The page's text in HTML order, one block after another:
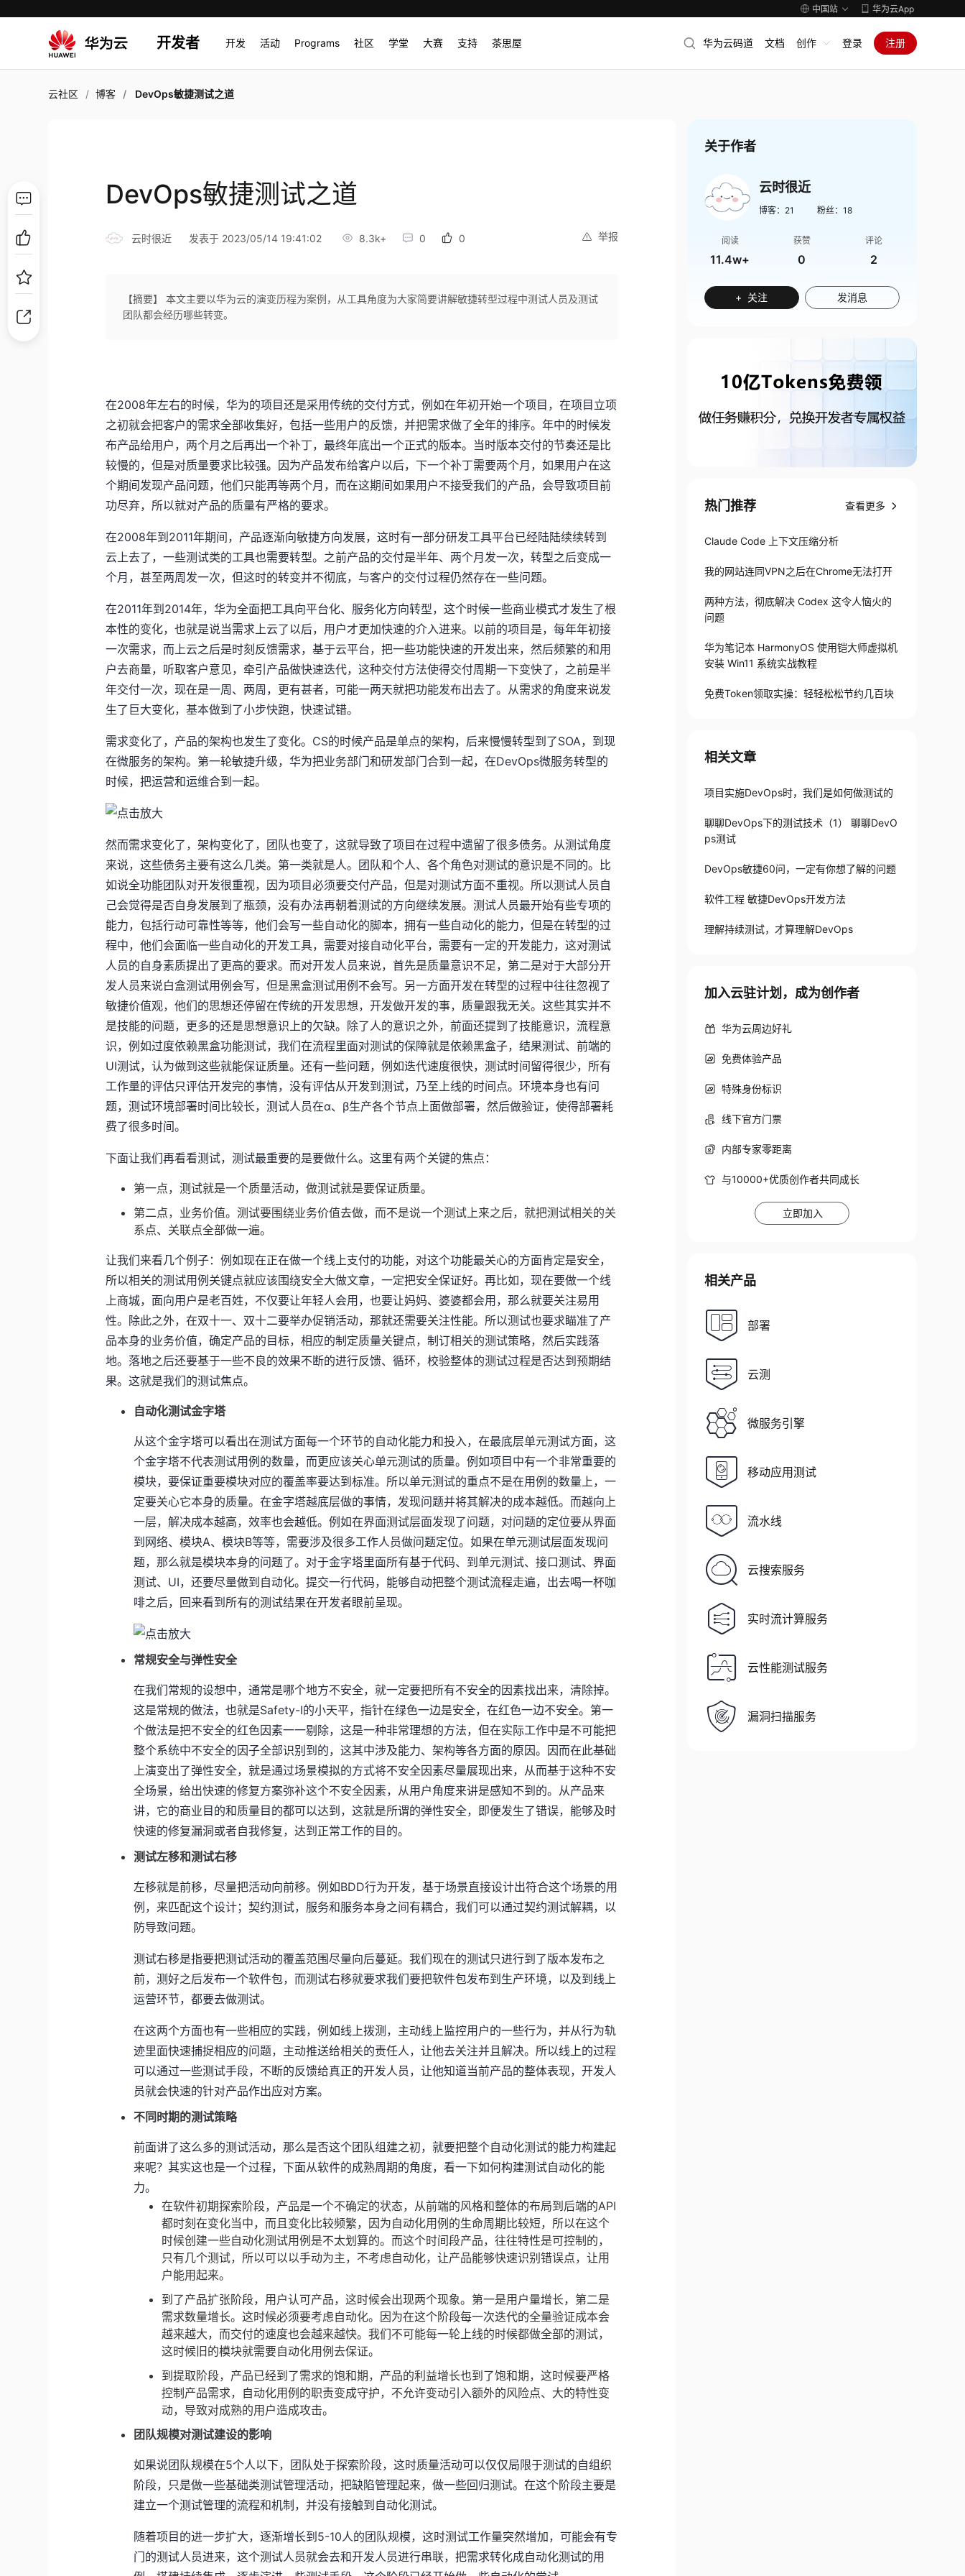
中国站 华为云App
开发者 开发 活动 Programs 社区 学堂 大赛 支持 茶思屋 华为云码道 文档 创作 登录 注册
云社区 博客 DevOps敏捷测试之道
DevOps敏捷测试之道
举报
云时很近 发表于 2023/05/14 19:41:02 8.3k+ 0 0
【摘要】 本文主要以华为云的演变历程为案例，从工具角度为大家简要讲解敏捷转型过程中测试人员及测试
团队都会经历哪些转变。
在2008年左右的时候，华为的项目还是采用传统的交付方式，例如在年初开始一个项目，在项目立项
之初就会把客户的需求全部收集好，包括一些用户的反馈，并把需求做了全年的排序。年中的时候发
布产品给用户，两个月之后再出一个补丁，最终年底出一个正式的版本。当时版本交付的节奏还是比
较慢的，但是对质量要求比较强。因为产品发布给客户以后，下一个补丁需要两个月，如果用户在这
个期间发现产品问题，他们只能再等两个月，而在这期间如果用户不接受我们的产品，会导致项目前
功尽弃，所以就对产品的质量有严格的要求。
在2008年到2011年期间，产品逐渐向敏捷方向发展，这时有一部分研发工具平台已经陆陆续续转到
云上去了，一些测试类的工具也需要转型。之前产品的交付是半年、两个月发一次，转型之后变成一
个月，甚至两周发一次，但这时的转变并不彻底，与客户的交付过程仍然存在一些问题。
在2011年到2014年，华为全面把工具向平台化、服务化方向转型，这个时候一些商业模式才发生了根
本性的变化，也就是说当需求上云了以后，用户才更加快速的介入进来。以前的项目是，每年年初接
一次需求，而上云之后是时刻反馈需求，基于云平台，把一些功能快速的开发出来，然后频繁的和用
户去商量，听取客户意见，牵引产品做快速迭代，这种交付方法使得交付周期一下变快了，之前是半
年交付一次，现在是一周、两周，更有甚者，可能一两天就把功能发布出去了。从需求的角度来说发
生了巨大变化，基本做到了小步快跑，快速试错。
需求变化了，产品的架构也发生了变化。CS的时候产品是单点的架构，后来慢慢转型到了SOA，到现
在微服务的架构。第一轮敏捷升级，华为把业务部门和研发部门合到一起，在DevOps微服务转型的
时候，把运营和运维合到一起。
然而需求变化了，架构变化了，团队也变了，这就导致了项目在过程中遗留了很多债务。从测试角度
来说，这些债务主要有这么几类。第一类就是人。团队和个人、各个角色对测试的意识是不同的。比
如说全功能团队对开发很重视，因为项目必须要交付产品，但是对测试方面不重视。所以测试人员自
己会觉得是否自身发展到了瓶颈，没有办法再朝着测试的方向继续发展。测试人员最开始有些专项的
能力，包括行动可靠性等等，他们会写一些自动化的脚本，拥有一些自动化的能力，但是在转型的过
程中，他们会面临一些自动化的开发工具，需要对接自动化平台，需要有一定的开发能力，这对测试
人员的自身素质提出了更高的要求。而对开发人员来说，首先是质量意识不足，第二是对于大部分开
发人员来说白盒测试用例会写，但是黑盒测试用例不会写。另一方面开发在转型的过程中往往忽视了
敏捷价值观，他们的思想还停留在传统的开发思想，开发做开发的事，质量跟我无关。这些其实并不
是技能的问题，更多的还是思想意识上的欠缺。除了人的意识之外，前面还提到了技能意识，流程意
识，例如过度依赖黑盒功能测试，我们在流程里面对测试的保障就是依赖黑盒子，结果测试、前端的
UI测试，认为做到这些就能保证质量。还有一些问题，例如迭代速度很快，测试时间留得很少，所有
工作量的评估只评估开发完的事情，没有评估从开发到测试，乃至上线的时间点。环境本身也有问
题，测试环境部署时间比较长，测试人员在α、β生产各个节点上面做部署，然后做验证，使得部署耗
费了很多时间。
下面让我们再看看测试，测试最重要的是要做什么。这里有两个关键的焦点：
第一点，测试就是一个质量活动，做测试就是要保证质量。
第二点，业务价值。测试要围绕业务价值去做，而不是说一个测试上来之后，就把测试相关的关
系点、关联点全部做一遍。
让我们来看几个例子：例如现在正在做一个线上支付的功能，对这个功能最关心的方面肯定是安全，
所以相关的测试用例关键点就应该围绕安全大做文章，一定把安全保证好。再比如，现在要做一个线
上商城，面向用户是老百姓，不仅要让年轻人会用，也要让妈妈、婆婆都会用，那么就要关注易用
性。除此之外，在双十一、双十二要举办促销活动，那就还需要关注性能。所以测试也要求瞄准了产
品本身的业务价值，确定产品的目标，相应的制定质量关键点，制订相关的测试策略，然后实践落
地。落地之后还要基于一些不良的效果不断的进行反馈、循环，校验整体的测试过程是否达到预期结
果。这就是我们的测试焦点。
自动化测试金字塔
从这个金字塔可以看出在测试方面每一个环节的自动化能力和投入，在最底层单元测试方面，这
个金字塔不代表测试用例的数量，而更应该关心单元测试的质量。例如项目中有一个非常重要的
模块，要保证重要模块对应的覆盖率要达到标准。所以单元测试的重点不是在用例的数量上，一
定要关心它本身的质量。在金字塔越底层做的事情，发现问题并将其解决的成本越低。而越向上
一层，解决成本越高，效率也会越低。例如在界面测试层面发现了问题，对问题的定位要从界面
到网络、模块A、模块B等等，需要涉及很多工作人员做问题定位。如果在单元测试层面发现问
题，那么就是模块本身的问题了。对于金字塔里面所有基于代码、到单元测试、接口测试、界面
测试、UI，还要尽量做到自动化。提交一行代码，能够自动把整个测试流程走遍，出去喝一杯咖
啡之后，回来看到所有的测试结果在开发者眼前呈现。
常规安全与弹性安全
在我们常规的设想中，通常是哪个地方不安全，就一定要把所有不安全的因素找出来，清除掉。
这是常规的做法，也就是Safety-Ⅰ的小天平，指针在绿色一边是安全，在红色一边不安全。第一
个做法是把不安全的红色因素一一剔除，这是一种非常理想的方法，但在实际工作中是不可能把
整个系统中不安全的因子全部识别到的，这其中涉及能力、架构等各方面的原因。因而在此基础
上演变出了弹性安全，就是通过场景模拟的方式将不安全因素尽量展现出来，从而基于这种不安
全场景，给出快速的修复方案弥补这个不安全因素，从用户角度来讲是感知不到的。从产品来
讲，它的商业目的和质量目的都可以达到，这就是所谓的弹性安全，即便发生了错误，能够及时
快速的修复漏洞或者自我修复，达到正常工作的目的。
测试左移和测试右移
左移就是前移，尽量把活动向前移。例如BDD行为开发，基于场景直接设计出符合这个场景的用
例，来匹配这个设计；契约测试，服务和服务本身之间有耦合，我们可以通过契约测试解耦，以
防导致问题。
测试右移是指要把测试活动的覆盖范围尽量向后蔓延。我们现在的测试只进行到了版本发布之
前，测好之后发布一个软件包，而测试右移就要求我们要把软件包发布到生产环境，以及到线上
运营环节，都要去做测试。
在这两个方面也有一些相应的实践，例如线上拨测，主动线上监控用户的一些行为，并从行为轨
迹里面快速捕捉相应的问题，主动推送给相关的责任人，让他去关注并且解决。所以线上的过程
可以通过一些测试手段，不断的反馈给真正的开发人员，让他知道当前产品的整体表现，开发人
员就会快速的针对产品作出应对方案。
不同时期的测试策略
前面讲了这么多的测试活动，那么是否这个团队组建之初，就要把整个自动化测试的能力构建起
来呢？其实这也是一个过程，下面从软件的成熟周期的角度，看一下如何构建测试自动化的能
力。
在软件初期探索阶段，产品是一个不确定的状态，从前端的风格和整体的布局到后端的API
都时刻在变化当中，而且变化比较频繁，因为自动化用例的生命周期比较短，所以在这个
时候创建一些自动化测试用例是不太划算的。而这个时间段产品，往往特性是可控制的，
只有几个测试，所以可以以手动为主，不考虑自动化，让产品能够快速识别错误点，让用
户能用起来。
到了产品扩张阶段，用户认可产品，这时候会出现两个现象。第一是用户量增长，第二是
需求数量增长。这时候必须要考虑自动化。因为在这个阶段每一次迭代的全量验证成本会
越来越大，而交付的速度也会越来越快。我们不可能每一轮上线的时候都做全部的测试，
这时候旧的模块就需要自动化用例去保证。
到提取阶段，产品已经到了需求的饱和期，产品的利益增长也到了饱和期，这时候要严格
控制产品需求，自动化用例的职责变成守护，不允许变动引入额外的风险点、大的特性变
动，导致对成熟的用户造成攻击。
团队规模对测试建设的影响
如果说团队规模在5个人以下，团队处于探索阶段，这时质量活动可以仅仅局限于测试的自组织
阶段，只是做一些基础类测试管理活动，把缺陷管理起来，做一些回归测试。在这个阶段主要是
建立一个测试管理的流程和机制，并没有接触到自动化测试。
随着项目的进一步扩大，逐渐增长到5-10人的团队规模，这时测试工作量突然增加，可能会有专
门的测试人员进来，这个测试人员就会去和开发人员进行串联，把需求转化成自动化测试的用
关于作者
云时很近
博客： 21 粉丝： 18
阅读
11.4w+
获赞
0
评论
2
+ 关注 发消息
热门推荐 查看更多
Claude Code 上下文压缩分析
我的网站连同VPN之后在Chrome无法打开
两种方法，彻底解决 Codex 这令人恼火的
问题
华为笔记本 HarmonyOS 使用铠大师虚拟机
安装 Win11 系统实战教程
免费Token领取实操：轻轻松松节约几百块
相关文章
项目实施DevOps时，我们是如何做测试的
聊聊DevOps下的测试技术（1） 聊聊DevO
ps测试
DevOps敏捷60问，一定有你想了解的问题
软件工程 敏捷DevOps开发方法
理解持续测试，才算理解DevOps
加入云驻计划，成为创作者
华为云周边好礼
免费体验产品
特殊身份标识
线下官方门票
内部专家零距离
与10000+优质创作者共同成长
立即加入
相关产品
部署
云测
微服务引擎
移动应用测试
流水线
云搜索服务
实时流计算服务
云性能测试服务
漏洞扫描服务